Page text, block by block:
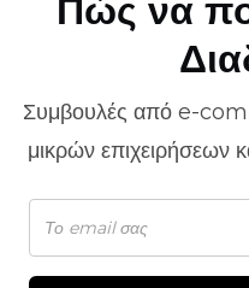
Πώς να
Συμβουλές από e-
μικρών επιχειρήσεων